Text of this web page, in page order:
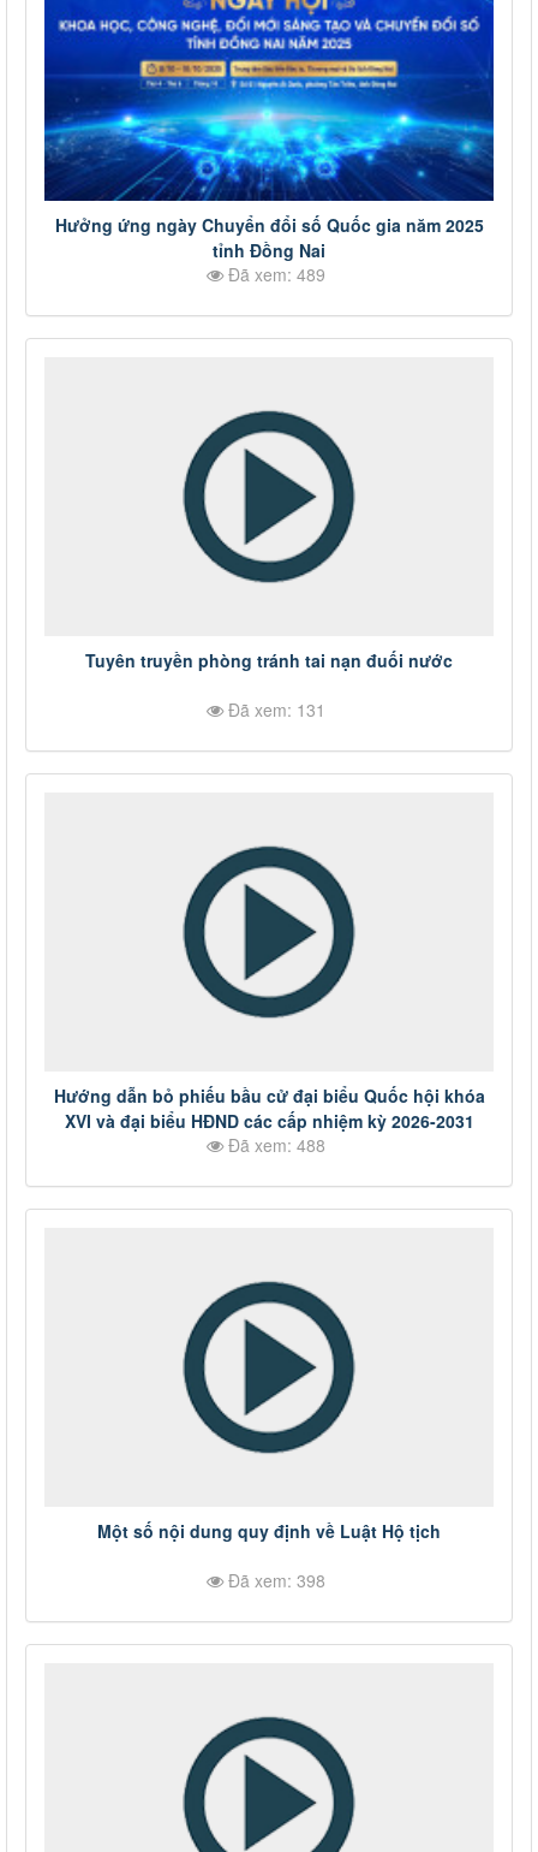
Hưởng ứng ngày Chuyển đổi số Quốc gia năm 2025
tỉnh Đồng Nai
Đã xem: 489
Tuyên truyền phòng tránh tai nạn đuối nước
Đã xem: 131
Hướng dẫn bỏ phiếu bầu cử đại biểu Quốc hội khóa
XVI và đại biểu HĐND các cấp nhiệm kỳ 2026-2031
Đã xem: 488
Một số nội dung quy định về Luật Hộ tịch
Đã xem: 398